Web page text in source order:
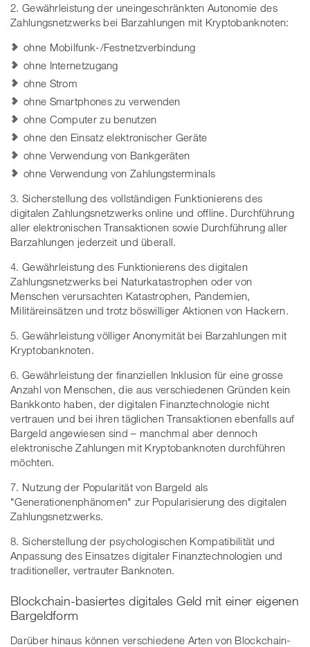
2. Gewährleistung der uneingeschränkten Autonomie des
Zahlungsnetzwerks bei Barzahlungen mit Kryptobanknoten:
ohne Mobilfunk-/Festnetzverbindung
ohne Internetzugang
ohne Strom
ohne Smartphones zu verwenden
ohne Computer zu benutzen
ohne den Einsatz elektronischer Geräte
ohne Verwendung von Bankgeräten
ohne Verwendung von Zahlungsterminals
3. Sicherstellung des vollständigen Funktionierens des
digitalen Zahlungsnetzwerks online und offline. Durchführung
aller elektronischen Transaktionen sowie Durchführung aller
Barzahlungen jederzeit und überall.
4. Gewährleistung des Funktionierens des digitalen
Zahlungsnetzwerks bei Naturkatastrophen oder von
Menschen verursachten Katastrophen, Pandemien,
Militäreinsätzen und trotz böswilliger Aktionen von Hackern.
5. Gewährleistung völliger Anonymität bei Barzahlungen mit
Kryptobanknoten.
6. Gewährleistung der finanziellen Inklusion für eine grosse
Anzahl von Menschen, die aus verschiedenen Gründen kein
Bankkonto haben, der digitalen Finanztechnologie nicht
vertrauen und bei ihren täglichen Transaktionen ebenfalls auf
Bargeld angewiesen sind – manchmal aber dennoch
elektronische Zahlungen mit Kryptobanknoten durchführen
möchten.
7. Nutzung der Popularität von Bargeld als
"Generationenphänomen" zur Popularisierung des digitalen
Zahlungsnetzwerks.
8. Sicherstellung der psychologischen Kompatibilität und
Anpassung des Einsatzes digitaler Finanztechnologien und
traditioneller, vertrauter Banknoten.
Blockchain-basiertes digitales Geld mit einer eigenen
Bargeldform
Darüber hinaus können verschiedene Arten von Blockchain-